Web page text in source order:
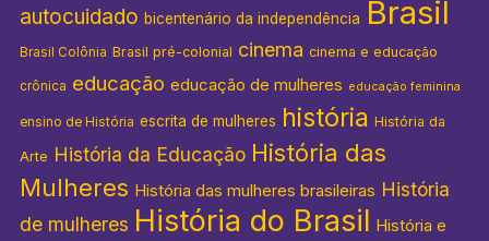
autocuidado bicentenário da independência Brasil
Brasil Colônia Brasil pré-colonial cinema cinema e educação
crônica educação educação de mulheres educação feminina
ensino de História escrita de mulheres história História da
Arte História da Educação História das
Mulheres História das mulheres brasileiras História
de mulheres História do Brasil História e